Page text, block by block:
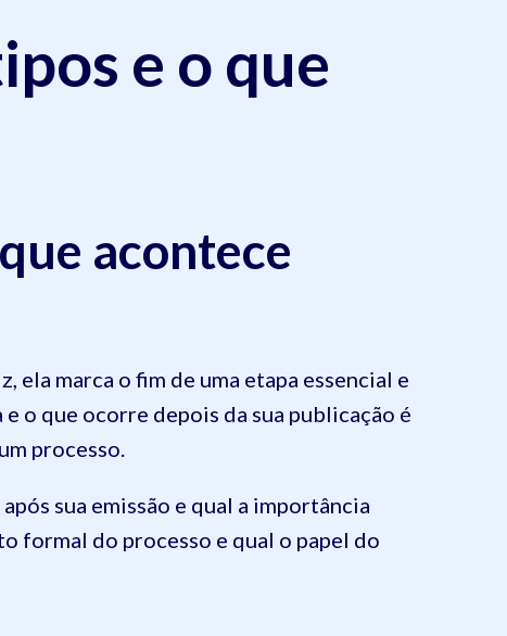
e o que
acontece
marca o fim de uma etapa essencial e
o que ocorre depois da sua publicação é
processo.
sua emissão e qual a importância
formal do processo e qual o papel do